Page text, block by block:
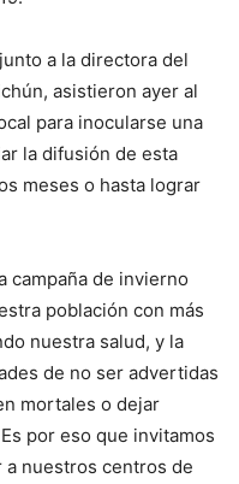
a la directora del
asistieron ayer al
para inocularse una
la difusión de esta
meses o hasta lograr
campaña de invierno
población con más
nuestra salud, y la
de no ser advertidas
mortales o dejar
por eso que invitamos
nuestros centros de